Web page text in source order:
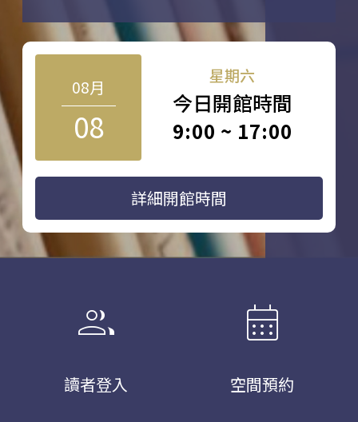
08月
08
星期六
今日開館時間
9:00 ~ 17:00
詳細開館時間
group
讀者登入
calendar_month
空間預約